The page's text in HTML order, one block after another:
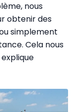
nous
obtenir des
simplement
Cela nous